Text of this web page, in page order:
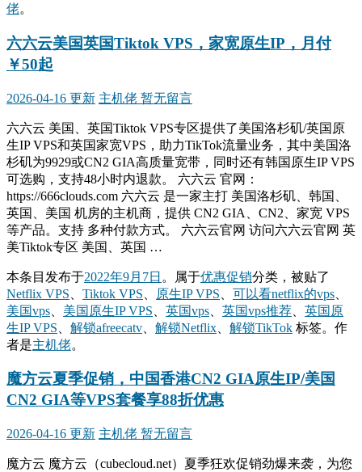
佬。
六六云美国英国Tiktok VPS，家宽原生IP，月付
￥50起
2026-04-16 更新 主机佬 暂无留言
六六云 美国、英国Tiktok VPS专区提供了美国洛杉矶/英国原
生IP VPS和英国家宽VPS，助力TikTok流量业务，其中美国洛
杉矶为9929或CN2 GIA高质量宽带，同时还有韩国原生IP VPS
可选购，支持48小时内退款。 六六云 官网：
https://666clouds.com 六六云 是一家主打 美国洛杉矶、韩国、
英国、美国 机房的主机商，提供 CN2 GIA、CN2、家宽 VPS
等产品。支持 多种付款方式。 六六云官网 访问六六云官网 英
美Tiktok专区 美国、英国 …
本条目发布于2022年9月7日 。属于优惠促销分类，被贴了
Netflix VPS
Tiktok VPS 原生IP VPS 可以看netflix的vps
美国vps
美国原生IP VPS 英国vps 英国vps推荐
英国原
生IP VPS
解锁afreecatv 解锁Netflix 解锁TikTok 标签。 作
者是主机佬。
魔方云夏季促销，中国香港CN2 GIA原生IP/美国
CN2 GIA等VPS套餐享88折优惠
2026-04-16 更新 主机佬 暂无留言
魔方云 魔方云（cubecloud.net）夏季狂欢促销劲爆来袭，为您